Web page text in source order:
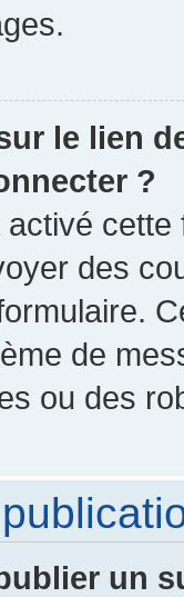
le lien
?
activé
des
de
ou des
un